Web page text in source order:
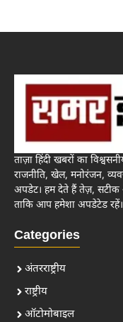
ताज़ा हिंदी खबरों का
राजनीति, खेल, मनोरंजन,
अपडेट। हम देते हैं तेज़, सटीक
ताकि आप हमेशा अपडेटेड रहें।
Categories
अंतरराष्ट्रीय
राष्ट्रीय
ऑटोमोबाइल